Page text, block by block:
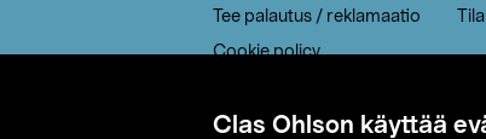
Clas Ohlson käyttää
Tee palautus / reklamaatio
Cookie policy
Saavutettavuus